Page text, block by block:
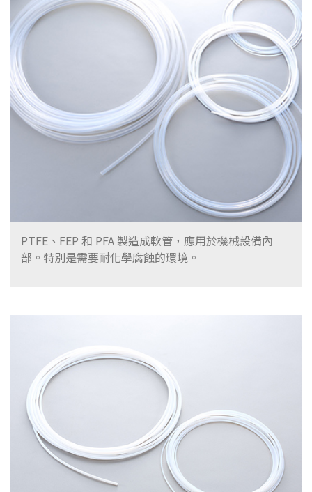
PTFE、FEP 和 PFA 製造成軟管，應用於機械設備內
部。特別是需要耐化學腐蝕的環境。